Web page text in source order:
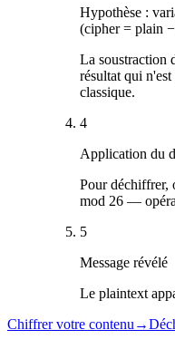
Hypothèse :
(cipher = plain
La soustraction
résultat qui
classique.
4
Application du
Pour déchiffrer,
mod 26 —
5
Message révélé
Le plaintext
Chiffrer votre contenu →